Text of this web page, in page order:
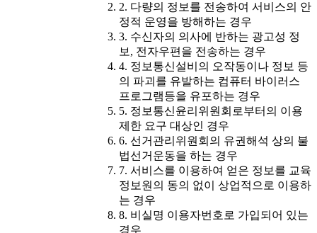
2. 다량의 정보를 전송하여 서비스의 안
정적 운영을 방해하는 경우
3. 수신자의 의사에 반하는 광고성 정
보, 전자우편을 전송하는 경우
4. 정보통신설비의 오작동이나 정보 등
의 파괴를 유발하는 컴퓨터 바이러스
프로그램등을 유포하는 경우
5. 정보통신윤리위원회로부터의 이용
제한 요구 대상인 경우
6. 선거관리위원회의 유권해석 상의 불
법선거운동을 하는 경우
7. 서비스를 이용하여 얻은 정보를 교육
정보원의 동의 없이 상업적으로 이용하
는 경우
8. 비실명 이용자번호로 가입되어 있는
경우